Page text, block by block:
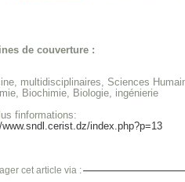
de couverture :
multidisciplinaires, Sciences
Biochimie, Biologie, ingénierie
finformations:
www.sndl.cerist.dz/index.php?p=13
cet article via :